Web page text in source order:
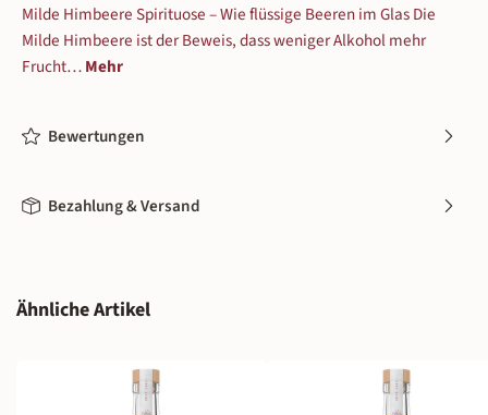
Milde Himbeere Spirituose – Wie flüssige Beeren im Glas Die
Milde Himbeere ist der Beweis, dass weniger Alkohol mehr
Frucht…Mehr
Bewertungen
Bezahlung & Versand
Produktgalerie überspringen
Ähnliche Artikel